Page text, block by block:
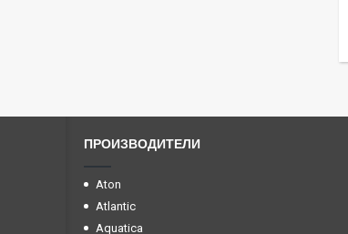
ПРОИЗВОДИТЕЛИ
Aton
Atlantic
Aquatica